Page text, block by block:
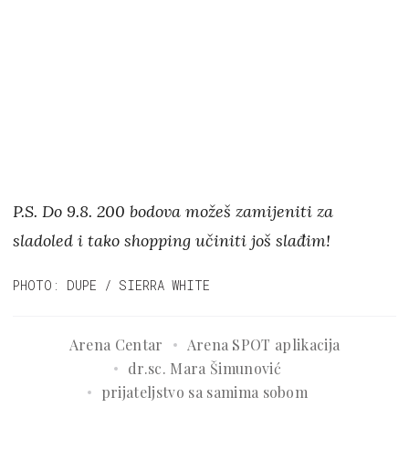
P.S. Do 9.8. 200 bodova možeš zamijeniti za
sladoled i tako shopping učiniti još slađim!
PHOTO: DUPE / SIERRA WHITE
Arena Centar
Arena SPOT aplikacija
dr.sc. Mara Šimunović
prijateljstvo sa samima sobom